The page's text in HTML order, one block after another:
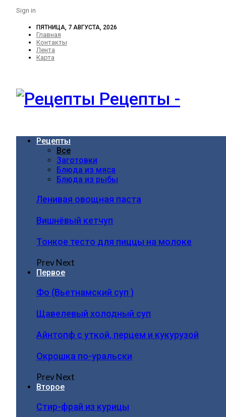
Sign in
ПЯТНИЦА, 7 АВГУСТА, 2026
Главная
Контакты
Лента
Карта
Рецепты -
Рецепты
Все
Заготовки
Блюда из мяса
Блюда из рыбы
Ленивая овощная паста
Вишнёвый кетчуп
Тонкое тесто для пиццы на молоке
PrevNext
Первое
Фо (Вьетнамский суп )
Щавелевый холодный суп
Айнтопф с уткой, перцем и кукурузой
Окрошка по-уральски
PrevNext
Второе
Стир-фрай из курицы